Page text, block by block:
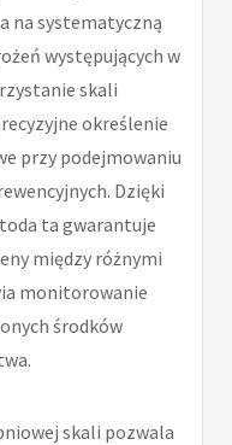
na systematyczną
występujących w
skali
określenie
przy podejmowaniu
Dzięki
ta gwarantuje
między różnymi
monitorowanie
środków
skali pozwala